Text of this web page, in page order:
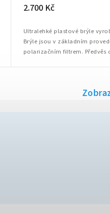
2.700 Kč
Ultralehké plastové brýle
Brýle jsou v základním
polarizačním filtrem. Předvěs